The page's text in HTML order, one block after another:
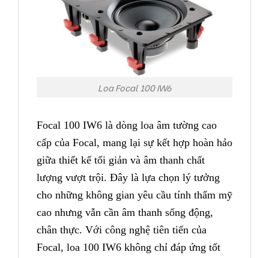
Loa Focal 100 IW6
Focal 100 IW6 là dòng loa âm tường cao
cấp của Focal, mang lại sự kết hợp hoàn hảo
giữa thiết kế tối giản và âm thanh chất
lượng vượt trội. Đây là lựa chọn lý tưởng
cho những không gian yêu cầu tính thẩm mỹ
cao nhưng vẫn cần âm thanh sống động,
chân thực. Với công nghệ tiên tiến của
Focal, loa 100 IW6 không chỉ đáp ứng tốt